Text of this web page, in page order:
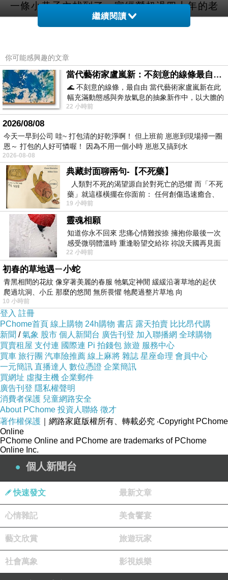
一條小巷子內找到了一家經營超過四十年的老
店。店員到倉庫翻找出好幾件棉質內衣。女兒歡
著要給錢。怎麼可能收呢。
女兒說，阿公是個惜福的人，當孫女的只不過是
盡一份心意，能夠如願以償買到，她比誰都開
心。女兒的舉動也讓父親感到十分窩心，小小秋
節禮物， 老人家穿在身上，臉上浮現無限歡喜。
愛無他，看見迫切需要而已，一場及時雨滋潤了
老人家心田。
2019. 9. 30 人間福報
http://www.merit-
times.com.tw/NewsPage.aspx?Unid=564013
上一篇：
繼續閱讀
你可能感興趣的文章
當代藝術家盧嵐新：不刻意的線條最自由，讓色彩流動、筆觸自己說話
🌊 不刻意的線條，最自由 當代藝術家盧嵐新在此
幅充滿動態感與奔放氣息的抽象新作中，以大膽的
藍色顏料在白色畫布上揮灑、壓印與流淌
22 小時前
2026/08/08
今天一早到公司 哇~ 打包清的好乾淨啊！ 但上班前 崽崽到現場掃一圈
恩～ 打包的人好可憐喔！ 因為不用一個小時 崽崽又搞到水
2026-08-08
典藏封面聊兩句-【不死藥】
人類對不死的渴望源自於對死亡的恐懼 而「不死
藥」就這樣橫擺在你面前： 任何創傷迅速癒合、
停止衰老、痛覺消失…堪
19 小時前
靈魂相願
知道你永不回來 悲痛心情難按捺 擁抱你最後一次
感受微弱體溫時 重逢盼望交給祢 祢說天國再見面
此刻忍淚說別離 他日靈魂再
22 小時前
初春的草地遇ㄧ小蛇
青黑相間的花紋 像穿著美麗的春服 牠氣定神閒 緩緩沿著草地的起伏
爬過坑洞、小丘 那麼的悠閒 無所畏懼 牠爬過整片草地 向
10 小時前
登入 註冊
PChome首頁 線上購物 24h購物 書店 露天拍賣 比比昂代購
新聞 /氣象 股市 個人新聞台 廣告刊登 加入聯播網 全球購物
買賣租屋 支付連 國際連 Pi 拍錢包 旅遊 服務中心
買車 旅行團 汽車險推薦 線上麻將 雜誌 星座命理 會員中心
一元簡訊 直播達人 數位憑證 企業簡訊
買網址 虛擬主機 企業郵件
廣告刊登 隱私權聲明
消費者保護 兒童網路安全
About PChome 投資人聯絡 徵才
著作權保護 ｜網路家庭版權所有、轉載必究 ‧Copyright PChome
Online
PChome Online and PChome are trademarks of PChome
Online Inc.
個人新聞台
快速發文 最新文章
心情雜記 美食饗宴
藝文欣賞 旅遊玩家
社會萬象 影視娛樂